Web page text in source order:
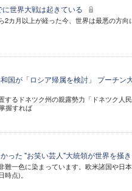
世界大戦は起きている
カ月以上が経った今、世界は最悪の方向
国が「ロシア帰属を検討」 プーチン
するドネツク州の親露勢力「ドネツク人
握すれば
った "お笑い芸人"大統領が世界を掻
難一色に染まっています。欧米諸国や日
点)。